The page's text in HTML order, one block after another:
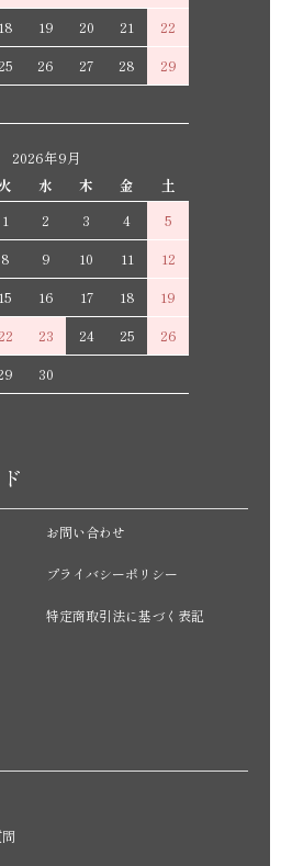
18 19 20 21
22
25 26 27 28
29
2026年9月
火 水 木 金
土
1
2 3 4
5
8 9 10 11
12
15 16 17 18
19
22 23 24 25
26
30
お問い合わせ
プライバシーポリシー
特定商取引法に基づく表記